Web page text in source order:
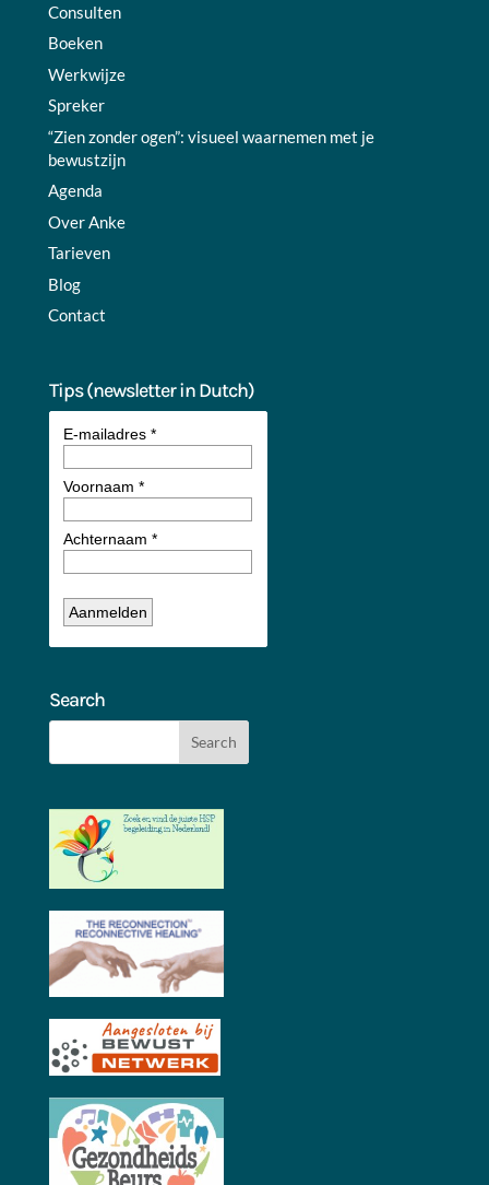
Consulten
Boeken
Werkwijze
Spreker
“Zien zonder ogen”: visueel waarnemen met je
bewustzijn
Agenda
Over Anke
Tarieven
Blog
Contact
Tips (newsletter in Dutch)
Search